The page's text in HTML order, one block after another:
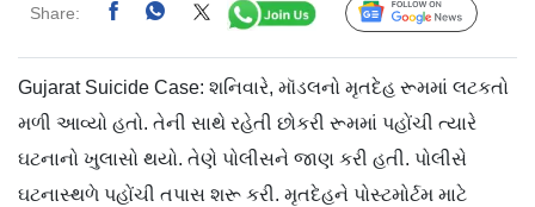
Share: Follow Us
Gujarat Suicide Case: શનિવારે, મૉડલનો મૃતદેહ રૂમમાં લટકતો
મળી આવ્યો હતો. તેની સાથે રહેતી છોકરી રૂમમાં પહોંચી ત્યારે
ઘટનાનો ખુલાસો થયો. તેણે પોલીસને જાણ કરી હતી. પોલીસે
ઘટનાસ્થળે પહોંચી તપાસ શરૂ કરી. મૃતદેહને પોસ્ટમોર્ટમ માટે